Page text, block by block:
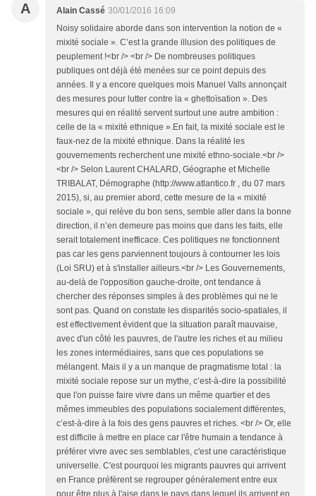
A Alain Cassé 30/01/2016 16:09
Noisy solidaire aborde dans son intervention la notion de «
mixité sociale ». C’est la grande illusion des politiques de
peuplement !<br /> <br /> De nombreuses politiques
publiques ont déjà été menées sur ce point depuis des
années. Il y a encore quelques mois Manuel Valls annonçait
des mesures pour lutter contre la « ghettoïsation ». Des
mesures qui en réalité servent surtout une autre ambition :
celle de la « mixité ethnique ».En fait, la mixité sociale est le
faux-nez de la mixité ethnique. Dans la réalité les
gouvernements recherchent une mixité ethno-sociale.<br />
<br /> Selon Laurent CHALARD, Géographe et Michelle
TRIBALAT, Démographe (http://www.atlantico.fr , du 07 mars
2015), si, au premier abord, cette mesure de la « mixité
sociale », qui relève du bon sens, semble aller dans la bonne
direction, il n’en demeure pas moins que dans les faits, elle
serait totalement inefficace. Ces politiques ne fonctionnent
pas car les gens parviennent toujours à contourner les lois
(Loi SRU) et à s'installer ailleurs.<br /> Les Gouvernements,
au-delà de l'opposition gauche-droite, ont tendance à
chercher des réponses simples à des problèmes qui ne le
sont pas. Quand on constate les disparités socio-spatiales, il
est effectivement évident que la situation paraît mauvaise,
avec d'un côté les pauvres, de l'autre les riches et au milieu
les zones intermédiaires, sans que ces populations se
mélangent. Mais il y a un manque de pragmatisme total : la
mixité sociale repose sur un mythe, c’est-à-dire la possibilité
que l'on puisse faire vivre dans un même quartier et des
mêmes immeubles des populations socialement différentes,
c’est-à-dire à la fois des gens pauvres et riches. <br /> Or, elle
est difficile à mettre en place car l'être humain a tendance à
préférer vivre avec ses semblables, c'est une caractéristique
universelle. C'est pourquoi les migrants pauvres qui arrivent
en France préfèrent se regrouper généralement entre eux
pour être plus à l'aise dans le pays dans lequel ils arrivent en